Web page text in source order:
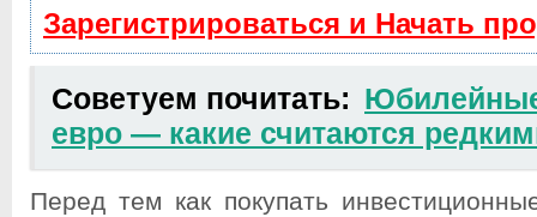
Зарегистрироваться и Начать
Советуем почитать:
евро — какие считаются
Перед тем как покупать